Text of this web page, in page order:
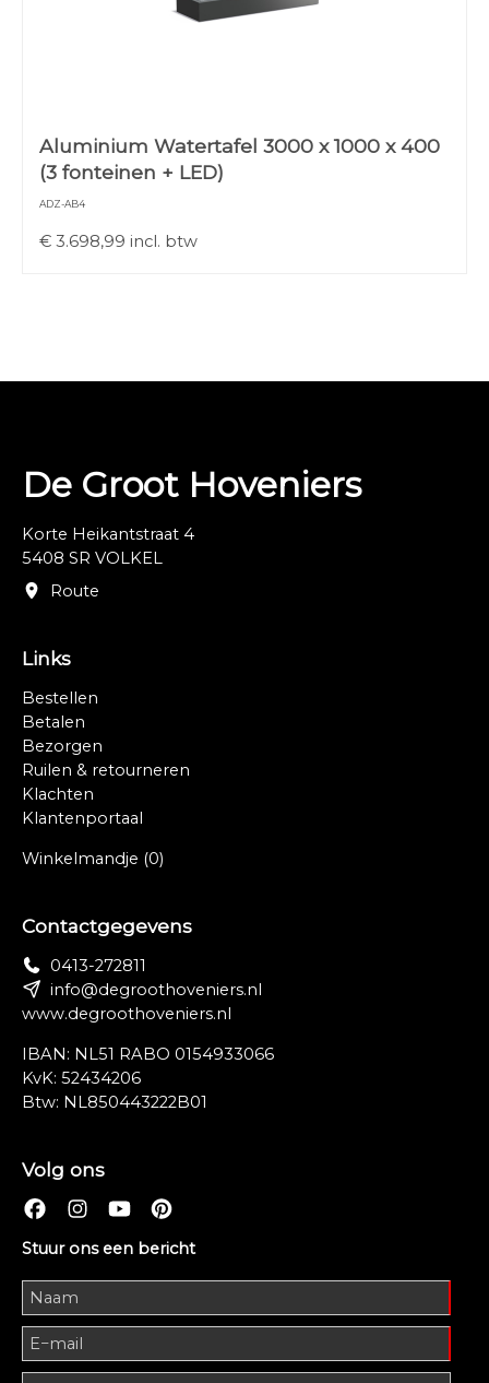
Aluminium Watertafel 3000 x 1000 x 400
(3 fonteinen + LED)
ADZ-AB4
€ 3.698,99 incl. btw
De Groot Hoveniers
Korte Heikantstraat 4
5408 SR VOLKEL
Route
Links
Bestellen
Betalen
Bezorgen
Ruilen & retourneren
Klachten
Klantenportaal
Winkelmandje (0)
Contactgegevens
0413-272811
info@degroothoveniers.nl
www.degroothoveniers.nl
IBAN: NL51 RABO 0154933066
KvK: 52434206
Btw: NL850443222B01
Volg ons
Stuur ons een bericht